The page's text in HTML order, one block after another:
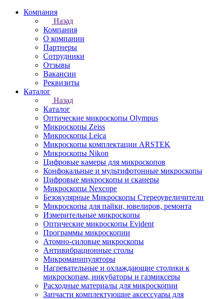
Компания
Назад
Компания
О компании
Партнеры
Сотрудники
Отзывы
Вакансии
Реквизиты
Каталог
Назад
Каталог
Оптические микроскопы Olympus
Микроскопы Zeiss
Микроскопы Leica
Микроскопы комплектации ARSTEK
Микроскопы Nikon
Цифровые камеры для микроскопов
Конфокальные и мультифотонные микроскопы
Цифровые микроскопы и сканеры
Микроскопы Nexcope
Безокулярные Микроскопы Стереоувеличители
Микроскопы для пайки, ювелиров, ремонта
Измерительные микроскопы
Оптические микроскопы Evident
Программы микроскопии
Атомно-силовые микроскопы
Антивибрационные столы
Микроманипуляторы
Нагревательные и охлаждающие столики к
микроскопам, инкубаторы и газмиксеры
Расходные материалы для микроскопии
Запчасти комплектующие аксессуары для